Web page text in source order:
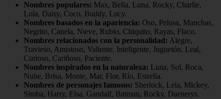
Nombres populares: Max, Bella, Luna, Rocky, Charlie,
Lola, Daisy, Coco, Buddy, Lucy.
Nombres basados en la apariencia: Oso, Pelusa, Manchas,
Negrito, Canela, Nieve, Rubio, Chiquito, Rayas, Flaco.
Nombres relacionados con la personalidad: Alegre,
Travieso, Amistoso, Valiente, Inteligente, Juguetón, Leal,
Curioso, Cariñoso, Paciente.
Nombres inspirados en la naturaleza: Luna, Sol, Roca,
Nube, Brisa, Monte, Mar, Flor, Río, Estrella.
Nombres de personajes famosos: Sherlock, Leia, Mickey,
Simba, Harry, Elsa, Gandalf, Batman, Rocky, Daenerys.